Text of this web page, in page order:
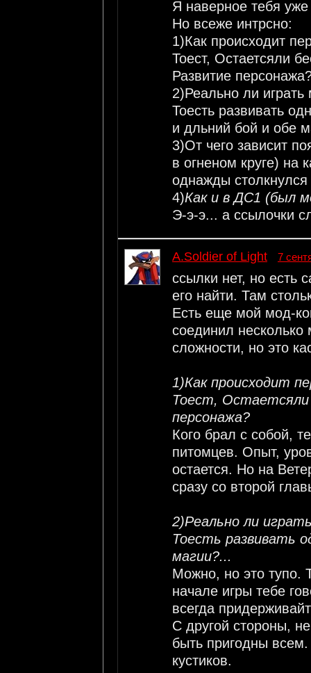
Я наверное тебя
Но всеже интрсно:
1)Как происходит
Тоест, Остаетсяли
Развитие
2)Реально ли играть
Тоесть развивать
и дльний бой и обе
3)От чего зависит
в огненом круге) на
однажды
4)Как и в ДС1 (был
Э-э-э... а ссылочки
A.Soldier of Light 7
ссылки нет, но есть
его найти. Там
Есть еще мой мод-
соединил
сложности, но это
1)Как происходит
Тоест,
персонажа?
Кого брал с собой,
питомцев. Опыт,
остается. Но на
сразу со второй
2)Реально ли
Тоесть развивать
магии?...
Можно, но это тупо.
начале игры тебе
всегда
С другой стороны,
быть пригодны
кустиков.